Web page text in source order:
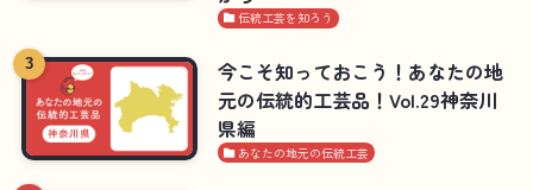
伝統工芸を知ろう
今こそ知っておこう！あなたの地
元の伝統的工芸品！Vol.29神奈川
県編
あなたの地元の伝統工芸